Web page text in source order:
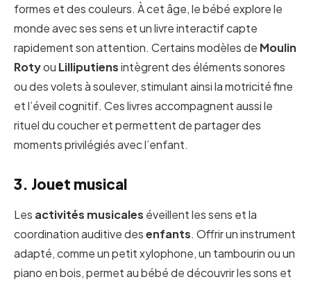
formes et des couleurs. À cet âge, le bébé explore le
monde avec ses sens et un livre interactif capte
rapidement son attention. Certains modèles de Moulin
Rotyou Lilliputiensintègrent des éléments sonores
ou des volets à soulever, stimulant ainsi la motricité fine
et l’éveil cognitif. Ces livres accompagnent aussi le
rituel du coucher et permettent de partager des
moments privilégiés avec l’enfant.
3. Jouet musical
Les activités musicales éveillent les sens et la
coordination auditive desenfants. Offrir un instrument
adapté, comme un petit xylophone, un tambourin ou un
piano en bois, permet au bébé de découvrir les sons et